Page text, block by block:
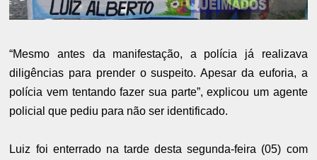
“Mesmo antes da manifestação, a polícia já realizava
diligências para prender o suspeito. Apesar da euforia, a
polícia vem tentando fazer sua parte”, explicou um agente
policial que pediu para não ser identificado.
Luiz foi enterrado na tarde desta segunda-feira (05) com